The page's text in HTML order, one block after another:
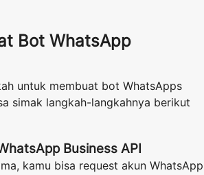
Bot WhatsApp
untuk membuat bot WhatsApps
simak langkah-langkahnya berikut
Business API
kamu bisa request akun WhatsApp